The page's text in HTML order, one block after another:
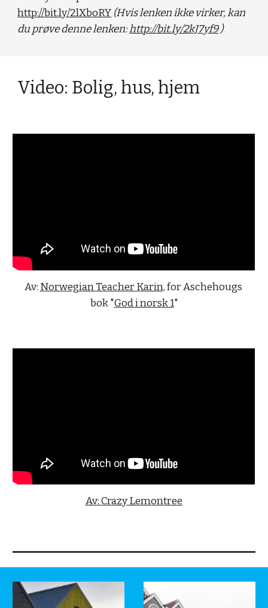
http://bit.ly/2lXboRY (Hvis lenken ikke virker, kan
du prøve denne lenken: http://bit.ly/2kJ7yf9 )
Video: Bolig, hus, hjem
Av: Norwegian Teacher Karin, for Aschehougs
bok "God i norsk 1"
Av: Crazy Lemontree